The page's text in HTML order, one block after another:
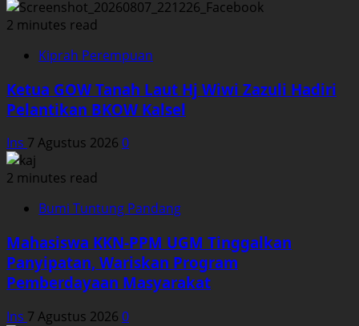
2 minutes read
Kiprah Perempuan
Ketua GOW Tanah Laut Hj Wiwi Zazuli Hadiri
Pelantikan BKOW Kalsel
Ins 7 Agustus 2026 0
2 minutes read
Bumi Tuntung Pandang
Mahasiswa KKN-PPM UGM Tinggalkan
Panyipatan, Wariskan Program
Pemberdayaan Masyarakat
Ins 7 Agustus 2026 0